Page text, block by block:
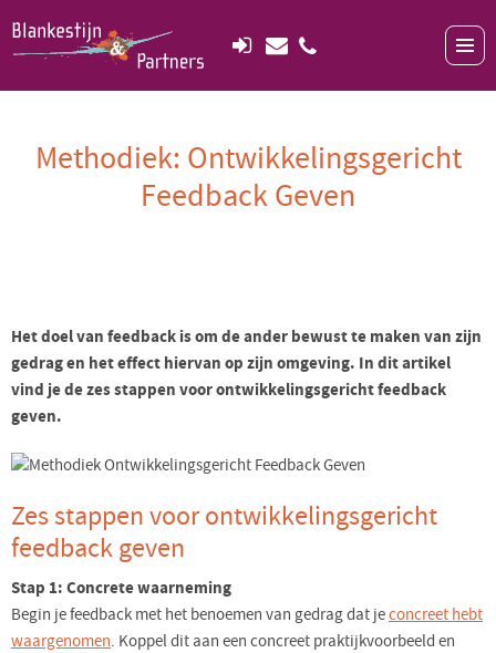
Methodiek: Ontwikkelingsgericht
Feedback Geven
Het doel van feedback is om de ander bewust te maken van zijn
gedrag en het effect hiervan op zijn omgeving. In dit artikel
vind je de zes stappen voor ontwikkelingsgericht feedback
geven.
Zes stappen voor ontwikkelingsgericht
feedback geven
Stap 1: Concrete waarneming
Begin je feedback met het benoemen van gedrag dat jeconcreet hebt
waargenomen. Koppel dit aan een concreet praktijkvoorbeeld en